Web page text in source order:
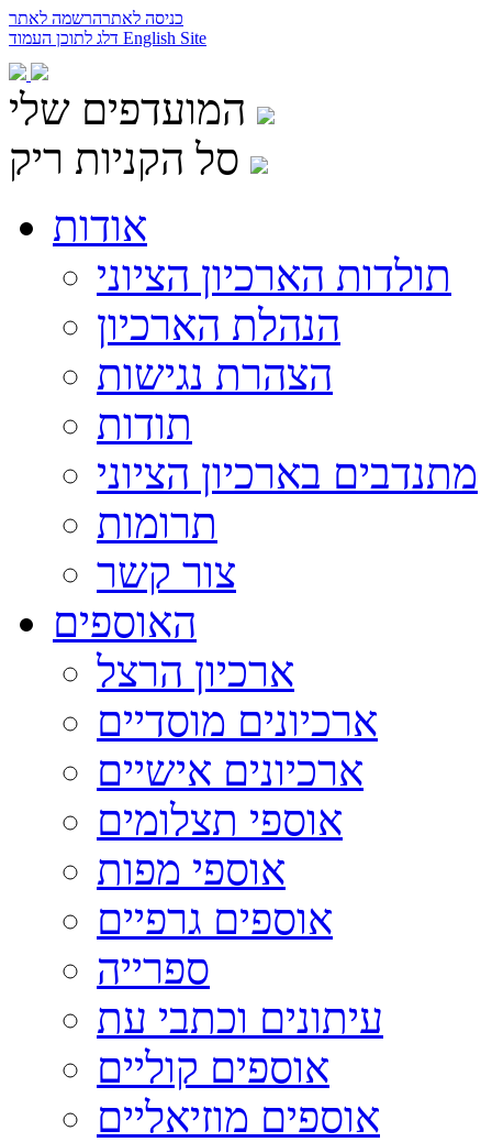
כניסה לאתרהרשמה לאתר
English Site
המועדפים שלי
סל הקניות ריק
אודות
תולדות הארכיון הציוני
הנהלת הארכיון
הצהרת נגישות
תודות
מתנדבים בארכיון הציוני
תרומות
צור קשר
האוספים
ארכיון הרצל
ארכיונים מוסדיים
ארכיונים אישיים
אוספי תצלומים
אוספי מפות
אוספים גרפיים
ספרייה
עיתונים וכתבי עת
אוספים קוליים
אוספים מוזיאליים